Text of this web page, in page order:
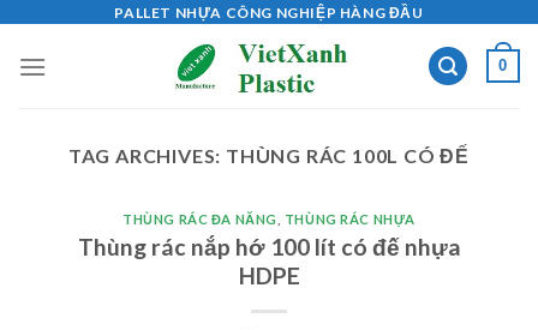
content
PALLET NHỰA CÔNG NGHIỆP HÀNG ĐẦU
0
TAG ARCHIVES: THÙNG RÁC 100L CÓ ĐẾ
THÙNG RÁC ĐA NĂNG THÙNG RÁC NHỰA
Thùng rác nắp hớ 100 lít có đế nhựa
HDPE